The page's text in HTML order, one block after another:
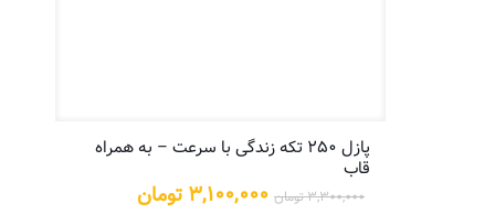
پازل ۲۵۰ تکه زندگی با سرعت – به همراه
قاب
۳,۳۰۰,۰۰۰تومان قیمت
۳,۱۰۰,۰۰۰ تومان